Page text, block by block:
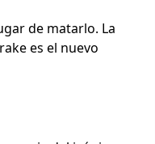
de matarlo. La
es el nuevo